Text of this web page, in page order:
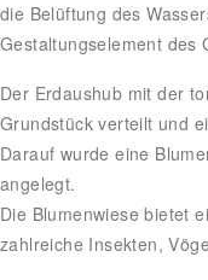
die Belüftung des
Gestaltungselement des
Der Erdaushub mit der
Grundstück verteilt und
Darauf wurde eine
angelegt.
Die Blumenwiese bietet
zahlreiche Insekten,